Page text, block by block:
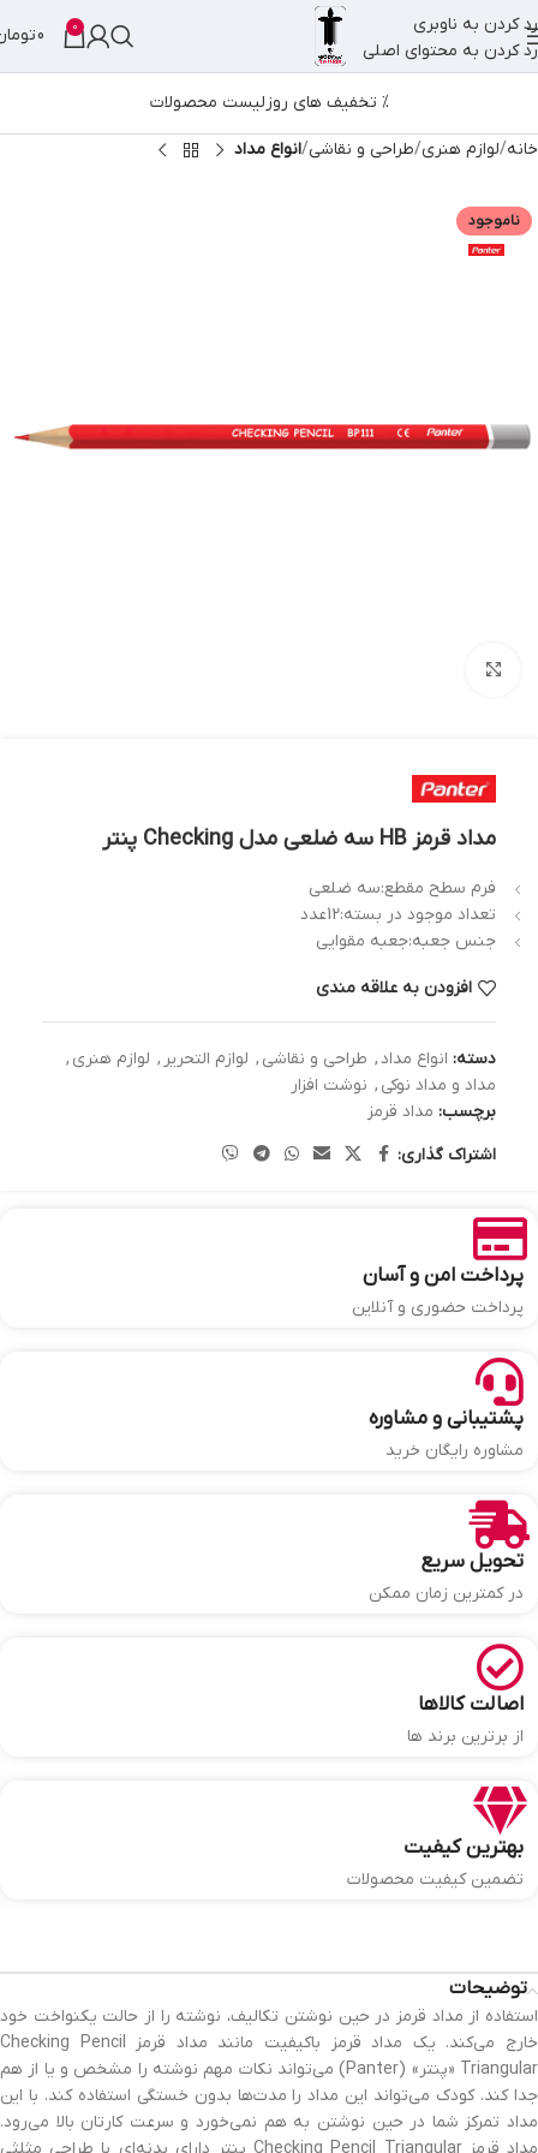
رد کردن به ناوبری
رد کردن به محتوای اصلی
0
0
% تخفیف های روزلیست محصولات
خانه لوازم هنری طراحی و نقاشی انواع مداد
ناموجود
مداد قرمز HB سه ضلعی مدل Checking پنتر
فرم سطح مقطع:سه ضلعی
تعداد موجود در بسته:12عدد
جنس جعبه:جعبه مقوایی
افزودن به علاقه مندی
دسته: انواع مداد, طراحی و نقاشی , لوازم التحریر , لوازم هنری ,
مداد و مداد نوکی , نوشت افزار
برچسب: مداد قرمز
اشتراک گذاری:
پرداخت امن و آسان
پرداخت حضوری و آنلاین
پشتیبانی و مشاوره
مشاوره رایگان خرید
تحویل سریع
در کمترین زمان ممکن
اصالت کالاها
از برترین برند ها
بهترین کیفیت
تضمین کیفیت محصولات
توضیحات
استفاده از مداد قرمز در حین نوشتن تکالیف، نوشته را از حالت یکنواخت خود
خارج می‌کند. یک مداد قرمز باکیفیت مانند مداد قرمز Checking Pencil
Triangular «پنتر» (Panter) می‌تواند نکات مهم نوشته را مشخص و یا از هم
جدا کند. کودک می‌تواند این مداد را مدت‌ها بدون خستگی استفاده کند. با این
مداد تمرکز شما در حین نوشتن به هم نمی‌خورد و سرعت کارتان بالا می‌رود.